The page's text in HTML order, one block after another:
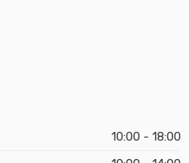
10:00 - 18:00